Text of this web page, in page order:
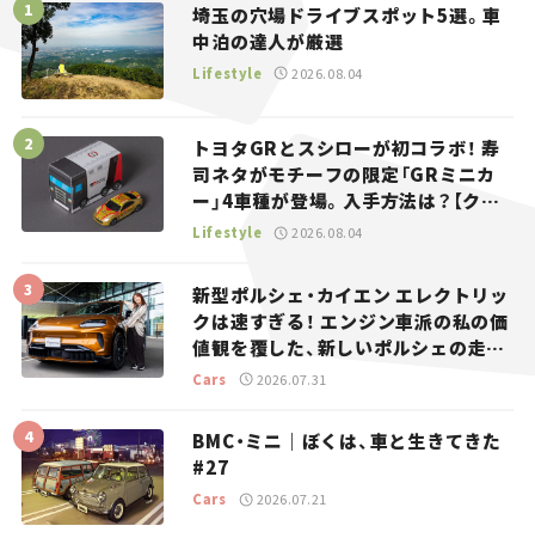
埼玉の穴場ドライブスポット5選。車
中泊の達人が厳選
Lifestyle 2026.08.04
トヨタGRとスシローが初コラボ！ 寿
司ネタがモチーフの限定「GRミニカ
ー」4車種が登場。入手方法は？【クル
マとホビー】
Lifestyle 2026.08.04
新型ポルシェ・カイエン エレクトリッ
クは速すぎる！ エンジン車派の私の価
値観を覆した、新しいポルシェの走
り。
Cars 2026.07.31
BMC・ミニ｜ぼくは、車と生きてきた
#27
Cars 2026.07.21